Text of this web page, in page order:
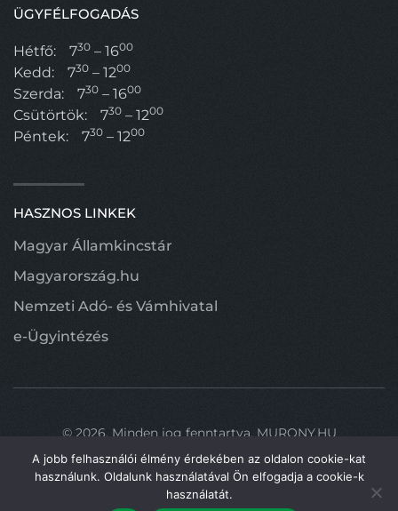
ÜGYFÉLFOGADÁS
Hétfő: 730 – 1600
Kedd: 730 – 1200
Szerda: 730 – 1600
Csütörtök: 730 – 1200
Péntek: 730 – 1200
HASZNOS LINKEK
Magyar Államkincstár
Magyarország.hu
Nemzeti Adó- és Vámhivatal
e-Ügyintézés
© 2026. Minden jog fenntartva. MURONY.HU
Fel
A jobb felhasználói élmény érdekében az oldalon cookie-kat
használunk. Oldalunk használatával Ön elfogadja a cookie-k
használatát.